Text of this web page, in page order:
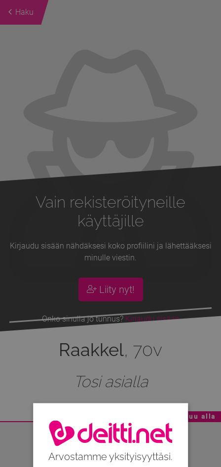
Haku
Vain rekisteröityneille
käyttäjille
Kirjaudu sisään nähdäksesi koko profiilini ja lähettääksesi
minulle viestin.
Liity nyt!
Onko sinulla jo tunnus? Kirjaudu sisään
Raakkel, 70v
Tosi asialla
Mainoskatko - Sisältö jatkuu alla
Arvostamme yksityisyyttäsi.